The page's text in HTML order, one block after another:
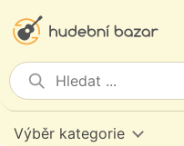
Výběr kategorie